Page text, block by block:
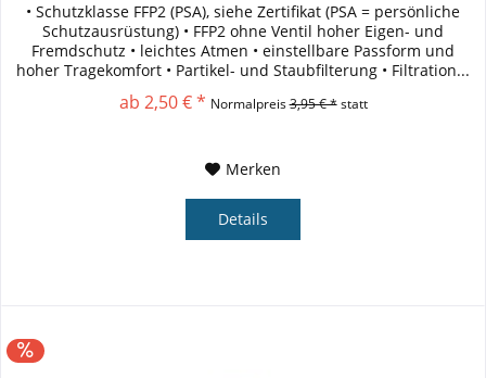
• Schutzklasse FFP2 (PSA), siehe Zertifikat (PSA = persönliche
Schutzausrüstung) • FFP2 ohne Ventil hoher Eigen- und
Fremdschutz • leichtes Atmen • einstellbare Passform und
hoher Tragekomfort • Partikel- und Staubfilterung • Filtration...
ab 2,50 € * Normalpreis3,95 € *statt
Merken
Details